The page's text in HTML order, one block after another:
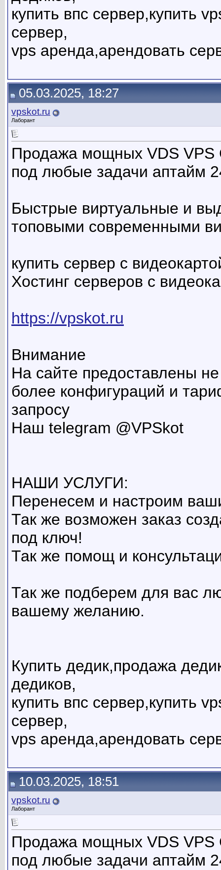
купить впс сервер,купить
сервер,
vps аренда,арендовать
05.03.2025, 18:27
vpskot.ru
Лаборант
Продажа мощных VDS VPS
под любые задачи аптайм
Быстрые виртуальные и
топовыми современными
купить сервер с
Хостинг серверов с
https://vpskot.ru
Внимание
На сайте предоставлены
более конфигураций и
запросу
Наш telegram @VPSkot
НАШИ УСЛУГИ:
Перенесем и настроим
Так же возможен заказ
под ключ!
Так же помощ и
Так же подберем для вас
вашему желанию.
Купить дедик,продажа
дедиков,
купить впс сервер,купить
сервер,
vps аренда,арендовать
10.03.2025, 18:51
vpskot.ru
Лаборант
Продажа мощных VDS VPS
под любые задачи аптайм